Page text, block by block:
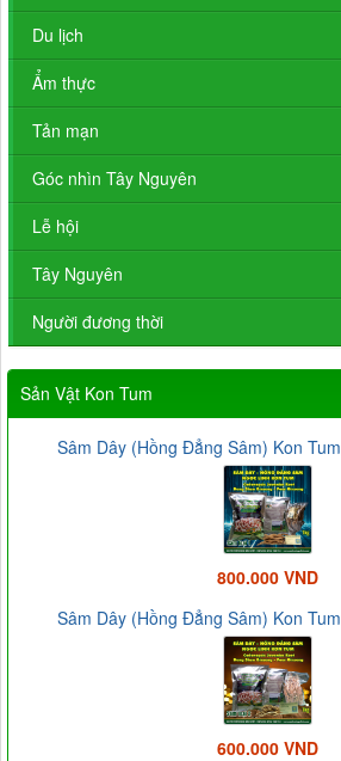
Du lịch
Ẩm thực
Tản mạn
Góc nhìn Tây Nguyên
Lễ hội
Tây Nguyên
Người đương thời
Sản Vật Kon Tum
Sâm Dây (Hồng Đẳng Sâm) Kon
800.000 VND
Sâm Dây (Hồng Đẳng Sâm) Kon
600.000 VND